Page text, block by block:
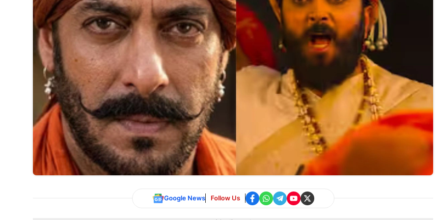
Google News Follow Us